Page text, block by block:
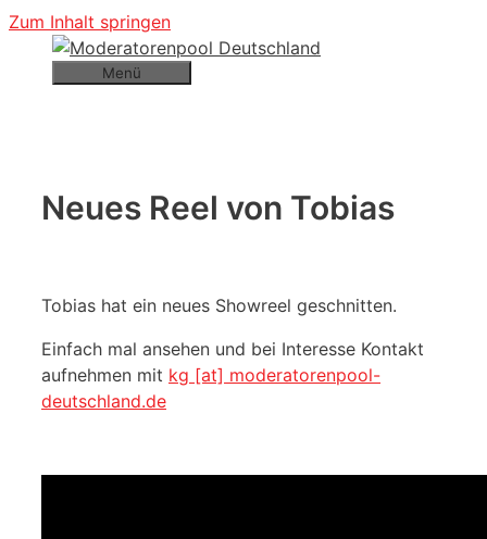
Zum Inhalt springen
Menü
Neues Reel von Tobias
Tobias hat ein neues Showreel geschnitten.
Einfach mal ansehen und bei Interesse Kontakt
aufnehmen mit kg [at] moderatorenpool-
deutschland.de